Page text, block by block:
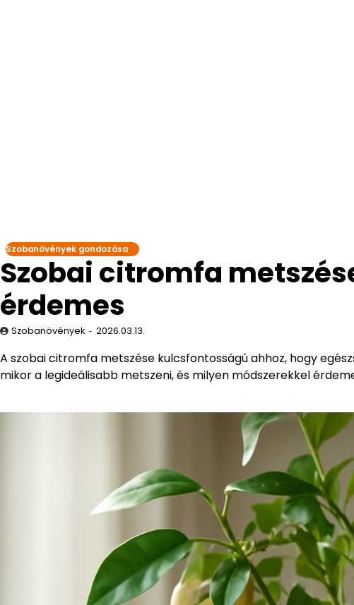
Szobanövények gondozása
Szobai citromfa
érdemes
Szobanövények 2026.03.13.
A szobai citromfa metszése kulcsfontosságú ahhoz, hogy
mikor a legideálisabb metszeni, és milyen módszerekkel